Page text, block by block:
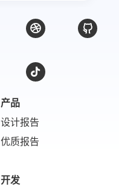
产品
设计报告
优质报告
开发